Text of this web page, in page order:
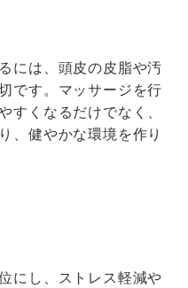
には、頭皮の皮脂や汚
です。マッサージを行
すくなるだけでなく、
、健やかな環境を作り
にし、ストレス軽減や